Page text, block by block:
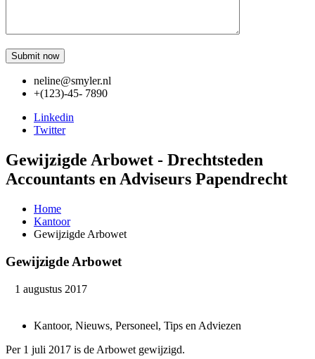
neline@smyler.nl
+(123)-45- 7890
Linkedin
Twitter
Gewijzigde Arbowet - Drechtsteden
Accountants en Adviseurs Papendrecht
Home
Kantoor
Gewijzigde Arbowet
Gewijzigde Arbowet
1 augustus 2017
Kantoor, Nieuws, Personeel, Tips en Adviezen
Per 1 juli 2017 is de Arbowet gewijzigd.